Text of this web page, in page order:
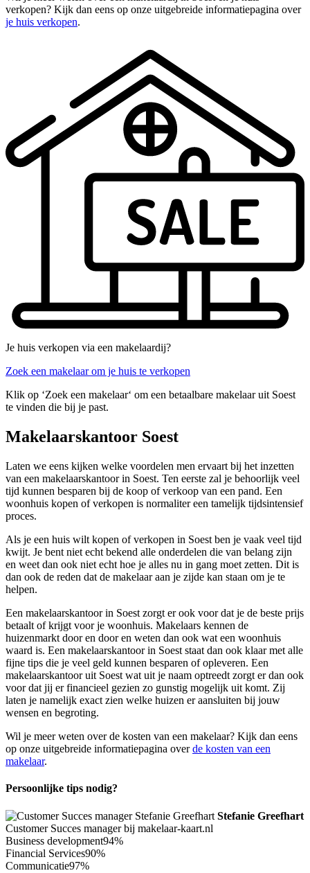
verkopen? Kijk dan eens op onze uitgebreide informatiepagina over
je huis verkopen.
Je huis verkopen via een makelaardij?
Zoek een makelaar om je huis te verkopen
Klik op ‘Zoek een makelaar‘ om een betaalbare makelaar uit Soest
te vinden die bij je past.
Makelaarskantoor Soest
Laten we eens kijken welke voordelen men ervaart bij het inzetten
van een makelaarskantoor in Soest. Ten eerste zal je behoorlijk veel
tijd kunnen besparen bij de koop of verkoop van een pand. Een
woonhuis kopen of verkopen is normaliter een tamelijk tijdsintensief
proces.
Als je een huis wilt kopen of verkopen in Soest ben je vaak veel tijd
kwijt. Je bent niet echt bekend alle onderdelen die van belang zijn
en weet dan ook niet echt hoe je alles nu in gang moet zetten. Dit is
dan ook de reden dat de makelaar aan je zijde kan staan om je te
helpen.
Een makelaarskantoor in Soest zorgt er ook voor dat je de beste prijs
betaalt of krijgt voor je woonhuis. Makelaars kennen de
huizenmarkt door en door en weten dan ook wat een woonhuis
waard is. Een makelaarskantoor in Soest staat dan ook klaar met alle
fijne tips die je veel geld kunnen besparen of opleveren. Een
makelaarskantoor uit Soest wat uit je naam optreedt zorgt er dan ook
voor dat jij er financieel gezien zo gunstig mogelijk uit komt. Zij
laten je namelijk exact zien welke huizen er aansluiten bij jouw
wensen en begroting.
Wil je meer weten over de kosten van een makelaar? Kijk dan eens
op onze uitgebreide informatiepagina overde kosten van een
makelaar.
Persoonlijke tips nodig?
Stefanie Greefhart
Customer Succes manager bij makelaar-kaart.nl
Business development94%
Financial Services90%
Communicatie97%